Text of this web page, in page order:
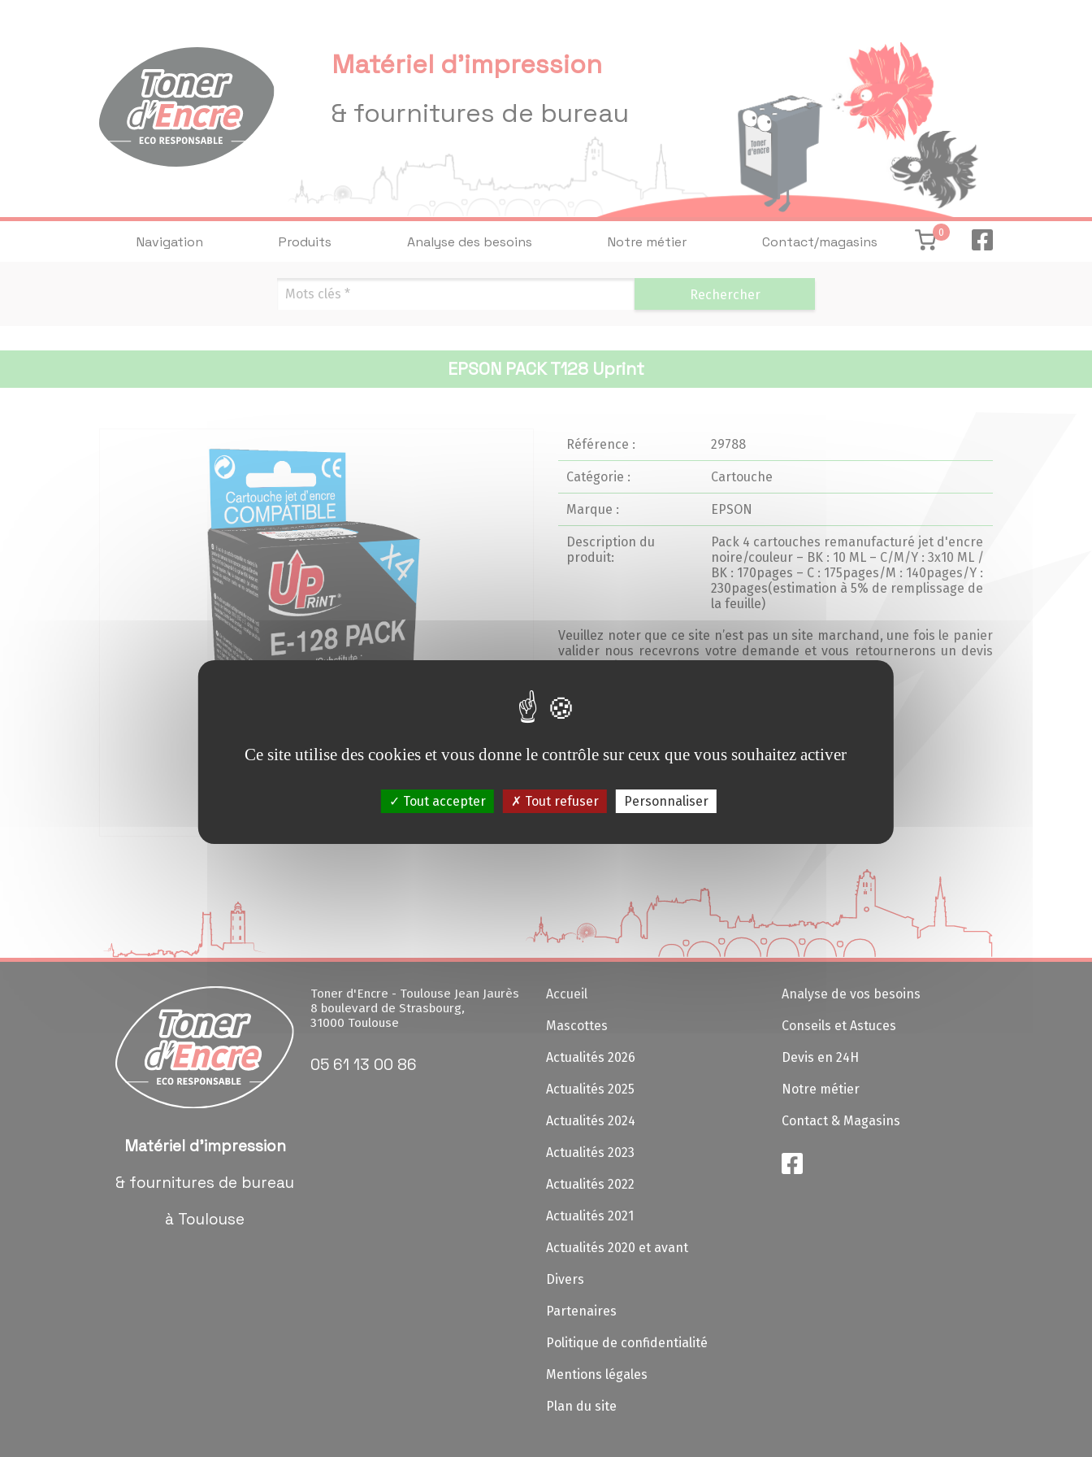
Matériel d'impression
& fournitures de bureau
Navigation Produits Analyse des besoins Notre métier Contact/magasins
0
Rechercher
EPSON PACK T128 Uprint
Référence : 29788
Catégorie : Cartouche
Marque : EPSON
Description du
produit:
Pack 4 cartouches remanufacturé jet d'encre
noire/couleur – BK : 10 ML – C/M/Y : 3x10 ML /
BK : 170pages – C : 175pages/M : 140pages/Y :
230pages(estimation à 5% de remplissage de
la feuille)
Veuillez noter que ce site n’est pas un site marchand, une fois le panier
valider nous recevrons votre demande et vous retournerons un devis
Matériel d'impression
& fournitures de bureau
à Toulouse
Toner d'Encre - Toulouse Jean Jaurès
8 boulevard de Strasbourg,
31000 Toulouse
05 61 13 00 86
Accueil
Mascottes
Actualités 2026
Actualités 2025
Actualités 2024
Actualités 2023
Actualités 2022
Actualités 2021
Actualités 2020 et avant
Divers
Partenaires
Politique de confidentialité
Mentions légales
Plan du site
Analyse de vos besoins
Conseils et Astuces
Devis en 24H
Notre métier
Contact & Magasins
Ce site utilise des cookies et vous donne le contrôle sur ceux que vous souhaitez activer
Tout accepter Tout refuser Personnaliser